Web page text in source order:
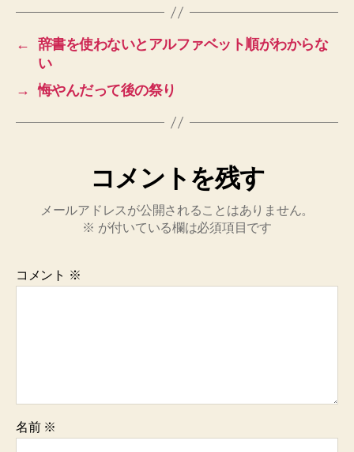
←
辞書を使わないとアルファベット順がわからな
い
→
悔やんだって後の祭り
コメントを残す
メールアドレスが公開されることはありません。
※ が付いている欄は必須項目です
コメント ※
名前 ※